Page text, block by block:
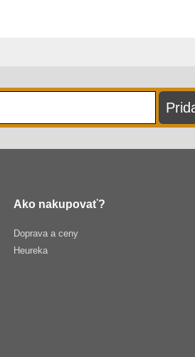
Ako nakupovať?
Doprava a ceny
Heureka